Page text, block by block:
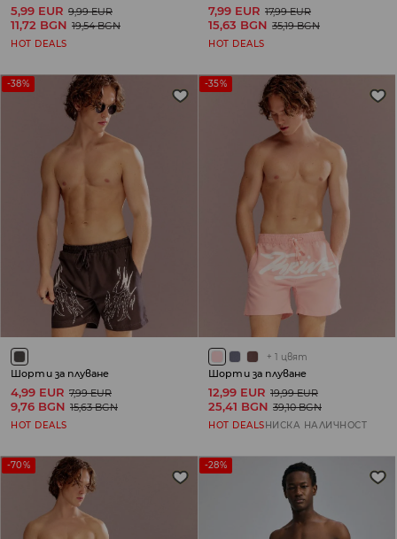
5,99 EUR 9,99 EUR
11,72 BGN 19,54 BGN
HOT DEALS
7,99 EUR 17,99 EUR
15,63 BGN 35,19 BGN
HOT DEALS
-38%
Шорти за плуване
4,99 EUR 7,99 EUR
9,76 BGN 15,63 BGN
HOT DEALS
-35%
+ 1 цвят
Шорти за плуване
12,99 EUR 19,99 EUR
25,41 BGN 39,10 BGN
HOT DEALSНИСКА НАЛИЧНОСТ
-70% -28%